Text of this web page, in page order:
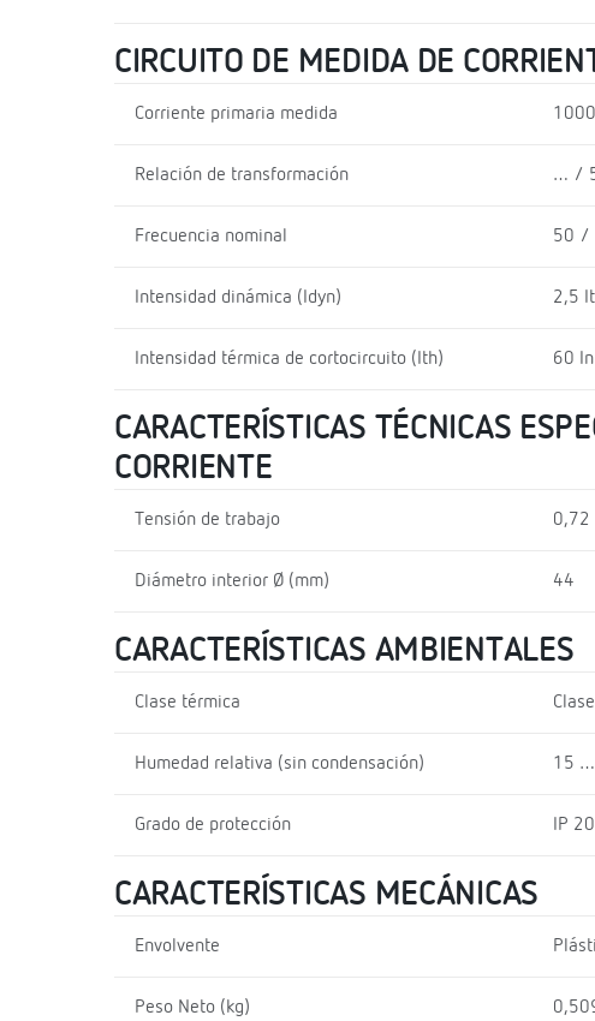
CIRCUITO DE MEDIDA DE
Corriente primaria medida
Relación de transformación … /
Frecuencia nominal 50 /
Intensidad dinámica (Idyn) 2,5
Intensidad térmica de cortocircuito (Ith) 60 In
CARACTERÍSTICAS TÉCNICAS
CORRIENTE
Tensión de trabajo 0,72
Diámetro interior Ø (mm) 44
CARACTERÍSTICAS AMBIENTALES
Clase térmica
Humedad relativa (sin condensación) 15
Grado de protección IP 20
CARACTERÍSTICAS MECÁNICAS
Envolvente
Peso Neto (kg)